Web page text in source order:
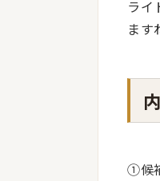
ライ
ます
①候